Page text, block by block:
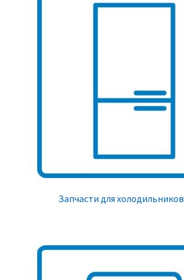
Запчасти для холодильников